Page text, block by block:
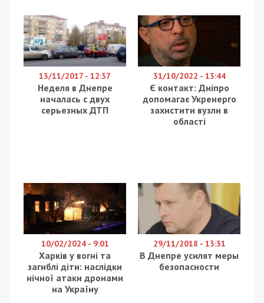
произошел в маршрутке № 106 с сыном
днепрянина Юрия Калиниченко, о чем последний
рассказал в группе Facebook “Громадський
транспорт Дніпра”. Школьник зашел в маршрутку
и предъявил ученический билет, как того
требуют правила.
Но водитель заявил, что льготный проезд не
действует для школьников с 14 лет и начал
маршрутку зашли несколько школьников, на сей
раз с учителем. Водитель и с ними начал
перепалку, несмотря на аргументацию
преподавателя.